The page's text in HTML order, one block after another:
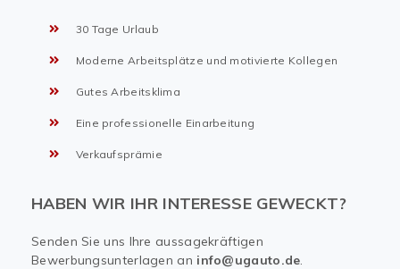
30 Tage Urlaub
Moderne Arbeitsplätze und motivierte Kollegen
Gutes Arbeitsklima
Eine professionelle Einarbeitung
Verkaufsprämie
HABEN WIR IHR INTERESSE GEWECKT?
Senden Sie uns Ihre aussagekräftigen
Bewerbungsunterlagen an info@ugauto.de.